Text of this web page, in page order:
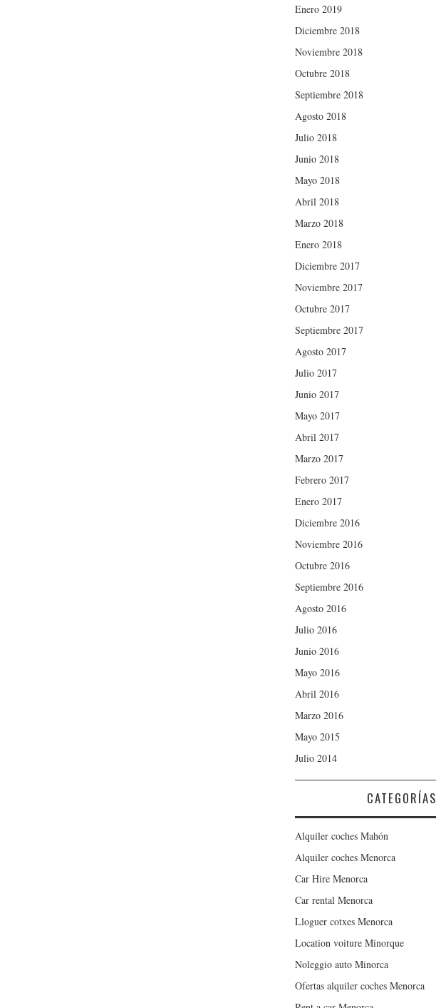
Enero 2019
Diciembre 2018
Noviembre 2018
Octubre 2018
Septiembre 2018
Agosto 2018
Julio 2018
Junio 2018
Mayo 2018
Abril 2018
Marzo 2018
Enero 2018
Diciembre 2017
Noviembre 2017
Octubre 2017
Septiembre 2017
Agosto 2017
Julio 2017
Junio 2017
Mayo 2017
Abril 2017
Marzo 2017
Febrero 2017
Enero 2017
Diciembre 2016
Noviembre 2016
Octubre 2016
Septiembre 2016
Agosto 2016
Julio 2016
Junio 2016
Mayo 2016
Abril 2016
Marzo 2016
Mayo 2015
Julio 2014
CATEGORÍAS
Alquiler coches Mahón
Alquiler coches Menorca
Car Hire Menorca
Car rental Menorca
Lloguer cotxes Menorca
Location voiture Minorque
Noleggio auto Minorca
Ofertas alquiler coches Menorca